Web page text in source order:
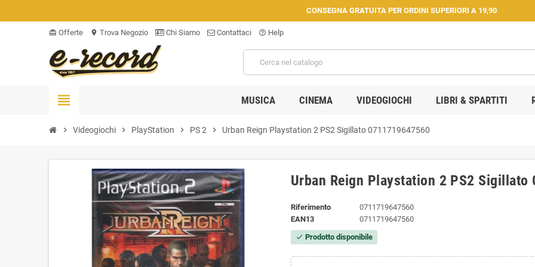
CONSEGNA GRATUITA PER ORDINI SUPERIORI A 19,90
card_giftcard Offerte location_on Trova Negozio Chi Siamo Contattaci help_outline Help
view_headline MUSICA CINEMA VIDEOGIOCHI LIBRI & SPARTITI
chevron_right Videogiochi chevron_right PlayStation chevron_right PS 2 chevron_right Urban Reign Playstation 2 PS2 Sigillato 0711719647560
Urban Reign Playstation 2 PS2 Sigillato
Riferimento
0711719647560
EAN13
0711719647560
check Prodotto disponibile